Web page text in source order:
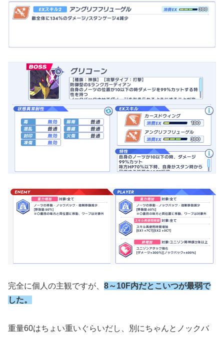
完全に個人の主観ですが、 8～10F内だとこいつが最弱で
した。
重量60はちょい重いぐらいだし、別にちゃんとノックバ